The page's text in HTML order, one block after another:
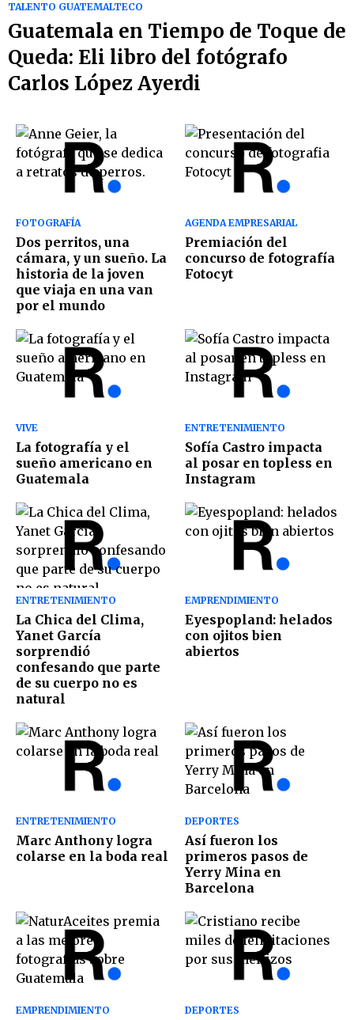
TALENTO GUATEMALTECO
Guatemala en Tiempo de Toque de
Queda: Eli libro del fotógrafo
Carlos López Ayerdi
FOTOGRAFÍA
Dos perritos, una
cámara, y un sueño. La
historia de la joven
que viaja en una van
por el mundo
AGENDA EMPRESARIAL
Premiación del
concurso de fotografía
Fotocyt
VIVE
La fotografía y el
sueño americano en
Guatemala
ENTRETENIMIENTO
Sofía Castro impacta
al posar en topless en
Instagram
ENTRETENIMIENTO
La Chica del Clima,
Yanet García
sorprendió
confesando que parte
de su cuerpo no es
natural
EMPRENDIMIENTO
Eyespopland: helados
con ojitos bien
abiertos
ENTRETENIMIENTO
Marc Anthony logra
colarse en la boda real
DEPORTES
Así fueron los
primeros pasos de
Yerry Mina en
Barcelona
EMPRENDIMIENTO DEPORTES